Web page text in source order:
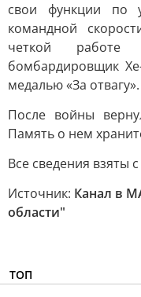
свои функции по
командной
четкой работе
бомбардировщик
медалью «За отвагу».
После войны
Память о нем
Все сведения взяты
Источник: Канал в
области"
ТОП